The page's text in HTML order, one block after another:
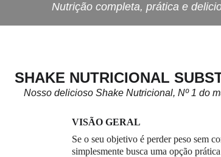
Nutrição completa, prática e
SHAKE NUTRICIONAL
Nosso delicioso Shake Nutricional, Nº 1 do
VISÃO GERAL
Se o seu objetivo é perder peso sem
simplesmente busca uma opção